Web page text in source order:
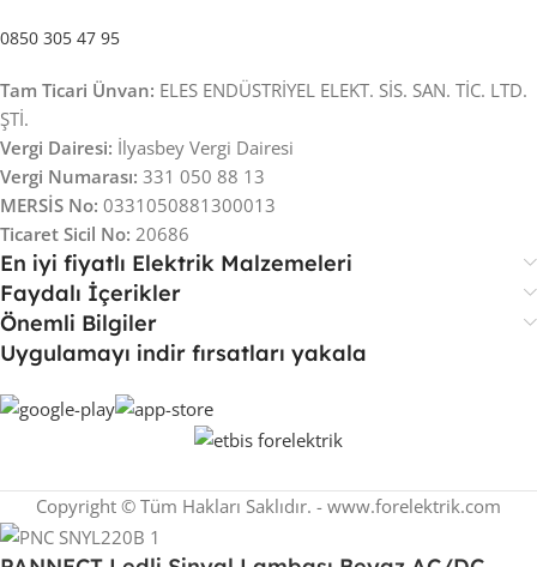
0850 305 47 95
Tam Ticari Ünvan: ELES ENDÜSTRİYEL ELEKT. SİS. SAN. TİC. LTD.
ŞTİ.
Vergi Dairesi: İlyasbey Vergi Dairesi
Vergi Numarası: 331 050 88 13
MERSİS No: 0331050881300013
Ticaret Sicil No: 20686
En iyi fiyatlı Elektrik Malzemeleri
Faydalı İçerikler
Önemli Bilgiler
Uygulamayı indir fırsatları yakala
Copyright © Tüm Hakları Saklıdır. - www.forelektrik.com